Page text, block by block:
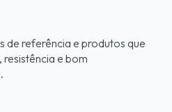
de referência e produtos que
e bom